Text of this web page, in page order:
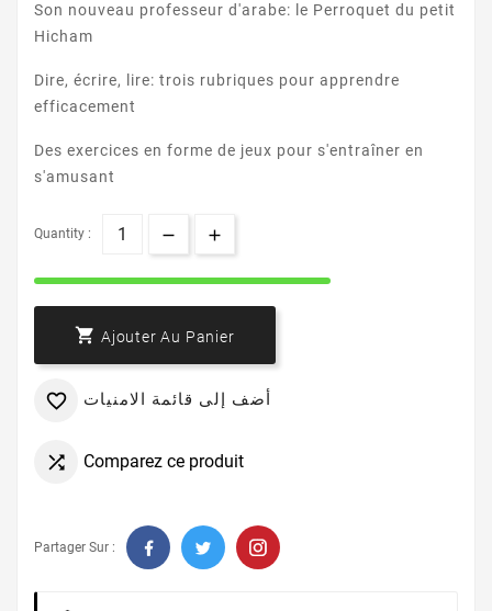
Son nouveau professeur d'arabe: le Perroquet du petit
Hicham
Dire, écrire, lire: trois rubriques pour apprendre
efficacement
Des exercices en forme de jeux pour s'entraîner en
s'amusant
Quantity :
 Ajouter Au Panier
 أضف إلى قائمة الامنيات
 Comparez ce produit
Partager Sur :